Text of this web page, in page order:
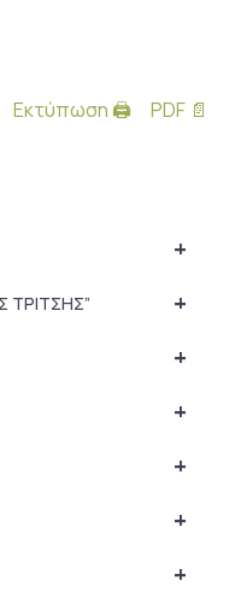
Εκτύπωση 🖨 PDF 📄
+
+
+
+
+
+
+